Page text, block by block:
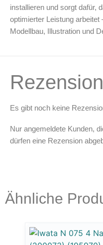
installieren und sorgt dafür,
optimierter Leistung arbeitet
Modellbau, Illustration und
Es gibt noch keine
Nur angemeldete Kunden,
dürfen eine Rezension
Ähnliche